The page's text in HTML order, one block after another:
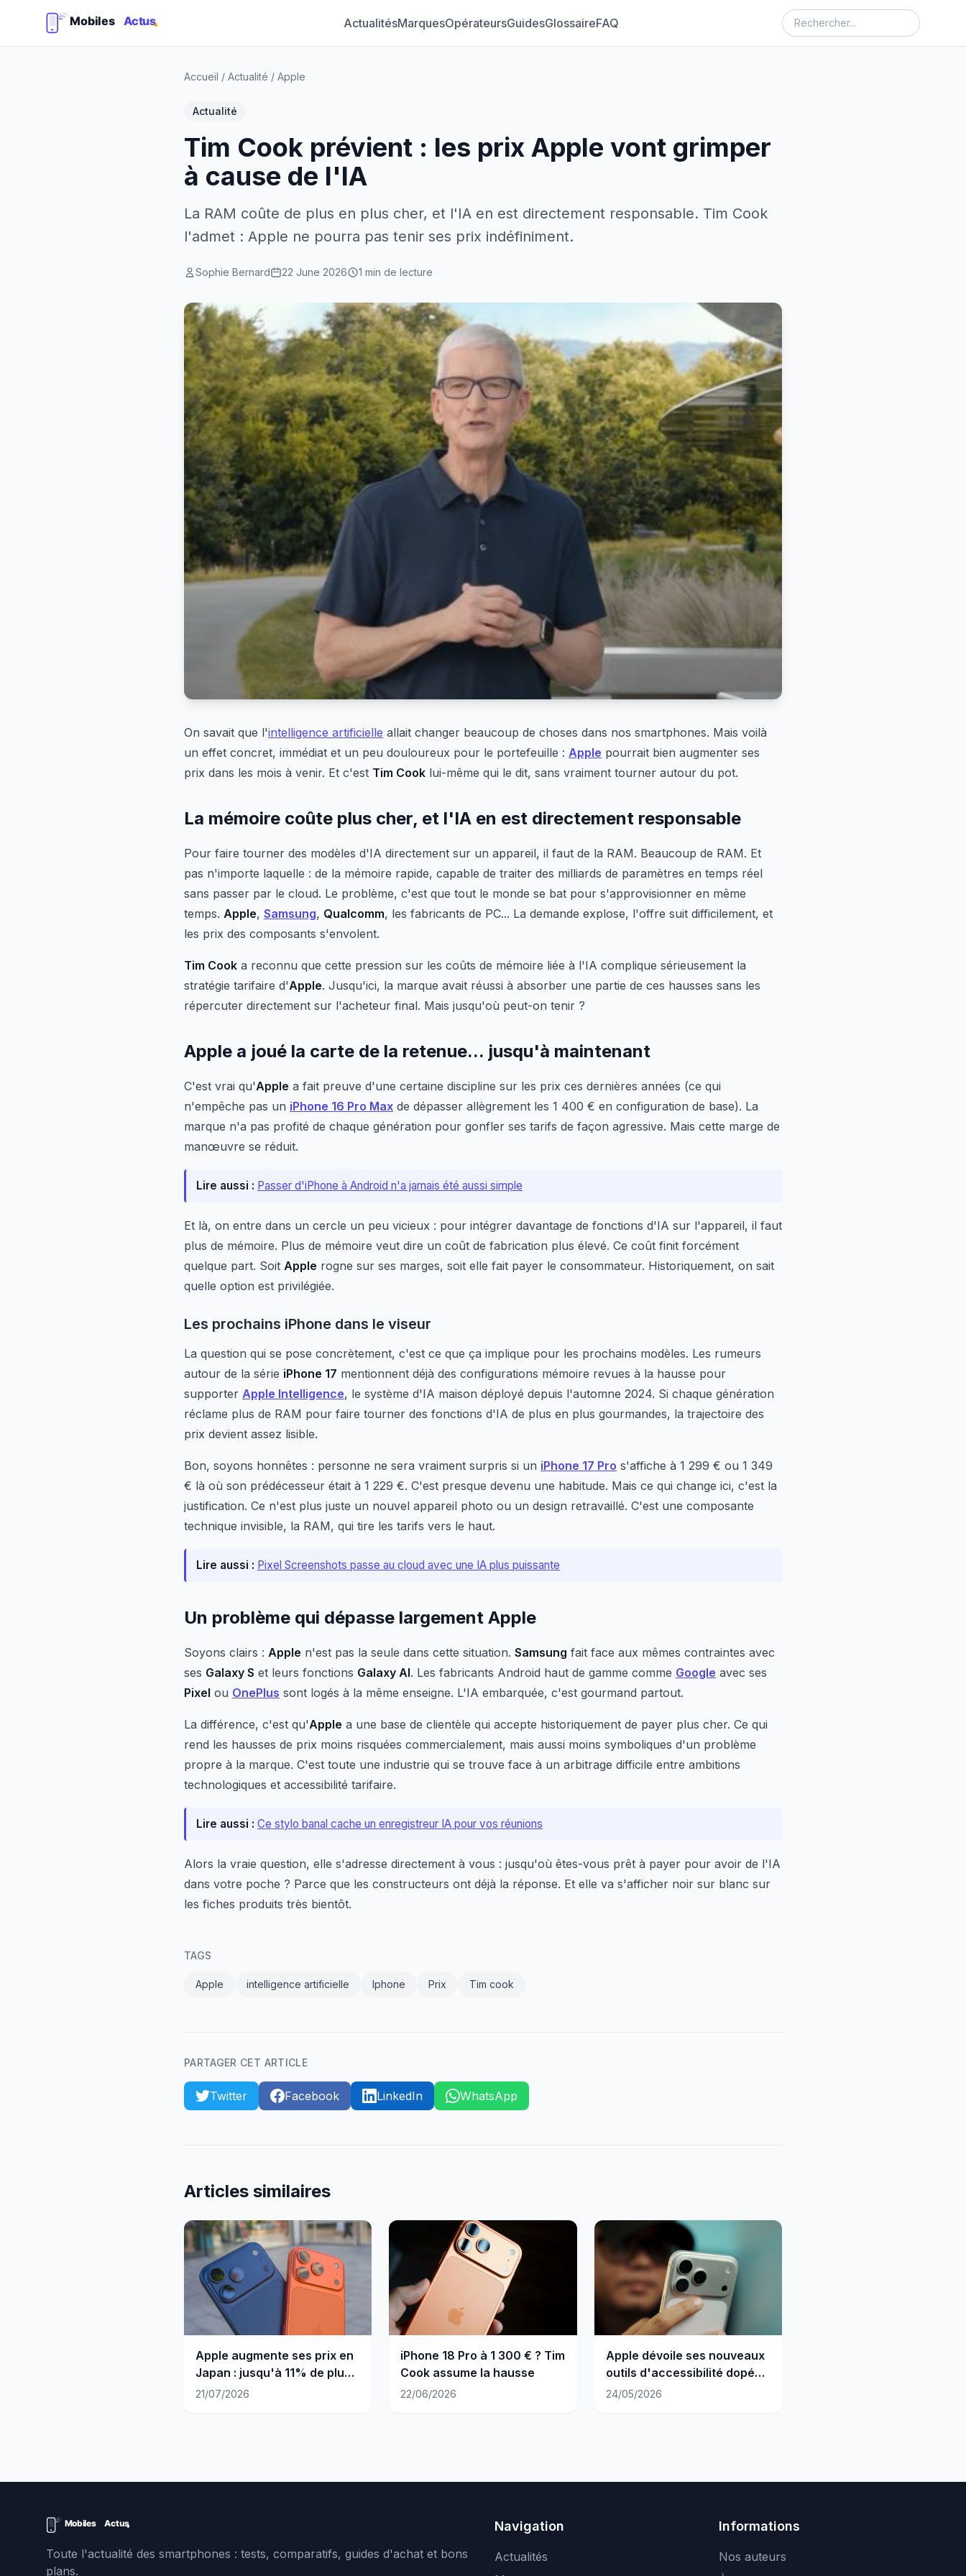
ActualitésMarquesOpérateursGuidesGlossaireFAQ
Accueil / Actualité / Apple
Actualité
Tim Cook prévient : les prix Apple vont grimper
à cause de l'IA
La RAM coûte de plus en plus cher, et l'IA en est directement responsable. Tim Cook
l'admet : Apple ne pourra pas tenir ses prix indéfiniment.
Sophie Bernard 22 June 2026 1 min de lecture
On savait que l'intelligence artificielle allait changer beaucoup de choses dans nos smartphones. Mais voilà
un effet concret, immédiat et un peu douloureux pour le portefeuille : Apple pourrait bien augmenter ses
prix dans les mois à venir. Et c'est Tim Cook lui-même qui le dit, sans vraiment tourner autour du pot.
La mémoire coûte plus cher, et l'IA en est directement responsable
Pour faire tourner des modèles d'IA directement sur un appareil, il faut de la RAM. Beaucoup de RAM. Et
pas n'importe laquelle : de la mémoire rapide, capable de traiter des milliards de paramètres en temps réel
sans passer par le cloud. Le problème, c'est que tout le monde se bat pour s'approvisionner en même
temps. Apple, Samsung, Qualcomm, les fabricants de PC... La demande explose, l'offre suit difficilement, et
les prix des composants s'envolent.
Tim Cook a reconnu que cette pression sur les coûts de mémoire liée à l'IA complique sérieusement la
stratégie tarifaire d'Apple. Jusqu'ici, la marque avait réussi à absorber une partie de ces hausses sans les
répercuter directement sur l'acheteur final. Mais jusqu'où peut-on tenir ?
Apple a joué la carte de la retenue... jusqu'à maintenant
C'est vrai qu'Apple a fait preuve d'une certaine discipline sur les prix ces dernières années (ce qui
n'empêche pas un iPhone 16 Pro Max de dépasser allègrement les 1 400 € en configuration de base). La
marque n'a pas profité de chaque génération pour gonfler ses tarifs de façon agressive. Mais cette marge de
manœuvre se réduit.
Lire aussi : Passer d'iPhone à Android n'a jamais été aussi simple
Et là, on entre dans un cercle un peu vicieux : pour intégrer davantage de fonctions d'IA sur l'appareil, il faut
plus de mémoire. Plus de mémoire veut dire un coût de fabrication plus élevé. Ce coût finit forcément
quelque part. Soit Apple rogne sur ses marges, soit elle fait payer le consommateur. Historiquement, on sait
quelle option est privilégiée.
Les prochains iPhone dans le viseur
La question qui se pose concrètement, c'est ce que ça implique pour les prochains modèles. Les rumeurs
autour de la série iPhone 17 mentionnent déjà des configurations mémoire revues à la hausse pour
supporter Apple Intelligence, le système d'IA maison déployé depuis l'automne 2024. Si chaque génération
réclame plus de RAM pour faire tourner des fonctions d'IA de plus en plus gourmandes, la trajectoire des
prix devient assez lisible.
Bon, soyons honnêtes : personne ne sera vraiment surpris si un iPhone 17 Pro s'affiche à 1 299 € ou 1 349
€ là où son prédécesseur était à 1 229 €. C'est presque devenu une habitude. Mais ce qui change ici, c'est la
justification. Ce n'est plus juste un nouvel appareil photo ou un design retravaillé. C'est une composante
technique invisible, la RAM, qui tire les tarifs vers le haut.
Lire aussi : Pixel Screenshots passe au cloud avec une IA plus puissante
Un problème qui dépasse largement Apple
Soyons clairs : Apple n'est pas la seule dans cette situation. Samsung fait face aux mêmes contraintes avec
ses Galaxy S et leurs fonctions Galaxy AI. Les fabricants Android haut de gamme comme Google avec ses
Pixel ou OnePlus sont logés à la même enseigne. L'IA embarquée, c'est gourmand partout.
La différence, c'est qu'Apple a une base de clientèle qui accepte historiquement de payer plus cher. Ce qui
rend les hausses de prix moins risquées commercialement, mais aussi moins symboliques d'un problème
propre à la marque. C'est toute une industrie qui se trouve face à un arbitrage difficile entre ambitions
technologiques et accessibilité tarifaire.
Lire aussi : Ce stylo banal cache un enregistreur IA pour vos réunions
Alors la vraie question, elle s'adresse directement à vous : jusqu'où êtes-vous prêt à payer pour avoir de l'IA
dans votre poche ? Parce que les constructeurs ont déjà la réponse. Et elle va s'afficher noir sur blanc sur
les fiches produits très bientôt.
TAGS
Apple intelligence artificielle Iphone Prix Tim cook
PARTAGER CET ARTICLE
Twitter Facebook LinkedIn WhatsApp
Articles similaires
Apple augmente ses prix en
Japan : jusqu'à 11% de plus
sur l'iPhone
21/07/2026
iPhone 18 Pro à 1 300 € ? Tim
Cook assume la hausse
22/06/2026
Apple dévoile ses nouveaux
outils d'accessibilité dopés
à l'IA
24/05/2026
Toute l'actualité des smartphones : tests, comparatifs, guides d'achat et bons
plans.
Navigation
Actualités
Informations
Nos auteurs